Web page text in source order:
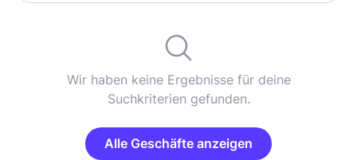
Wir haben keine Ergebnisse für deine
Suchkriterien gefunden.
Alle Geschäfte anzeigen